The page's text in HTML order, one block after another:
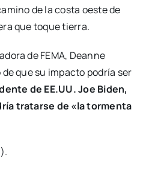
de la costa oeste de
que toque tierra.
de FEMA, Deanne
que su impacto podría ser
de EE.UU. Joe Biden,
tratarse de «la tormenta